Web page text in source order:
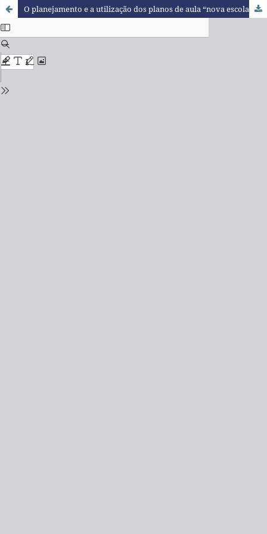
O planejamento e a utilização dos planos de aula “nova escola” em matemática